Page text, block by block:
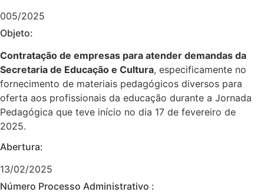
005/2025
Objeto:
Contratação de empresas para atender demandas da
Secretaria de Educação e Cultura, especificamente no
fornecimento de materiais pedagógicos diversos para
oferta aos profissionais da educação durante a Jornada
Pedagógica que teve início no dia 17 de fevereiro de
2025.
Abertura:
13/02/2025
Número Processo Administrativo :